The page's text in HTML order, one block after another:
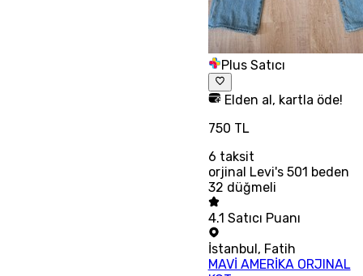
Plus Satıcı
Elden al, kartla öde!
750 TL
6 taksit
orjinal Levi's 501 beden
32 düğmeli
4.1 Satıcı Puanı
İstanbul, Fatih
MAVİ AMERİKA ORJINAL